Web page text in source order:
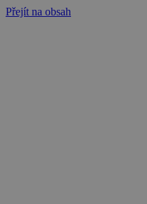
Přejít na obsah